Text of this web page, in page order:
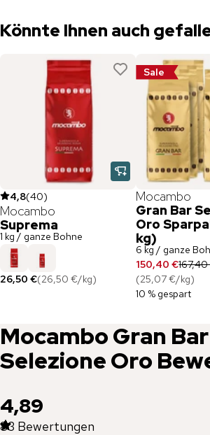
Könnte Ihnen auch
4,8(40)
Mocambo
Suprema
1 kg / ganze Bohne
26,50 €(26,50 €/kg)
Sale
Mocambo
Gran Bar
Oro
kg)
6 kg / ganze
150,40 €
(25,07 €/kg)
10 % gespart
MocamboGran Bar
Selezione Oro
4,89
83 Bewertungen